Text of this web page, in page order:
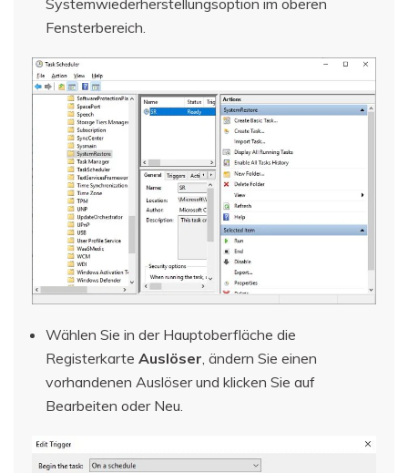
Systemwiederherstellungsoption im oberen
Fensterbereich.
Wählen Sie in der Hauptoberfläche die
Registerkarte Auslöser, ändern Sie einen
vorhandenen Auslöser und klicken Sie auf
Bearbeiten oder Neu.